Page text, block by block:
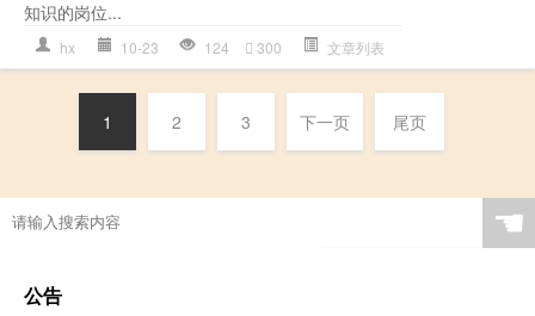
知识的岗位...
hx 10-23 124 300 文章列表
1 2 3 下一页 尾页
☚
公告